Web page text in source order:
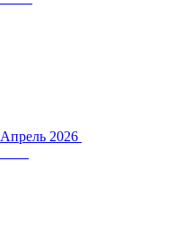
Апрель 2026